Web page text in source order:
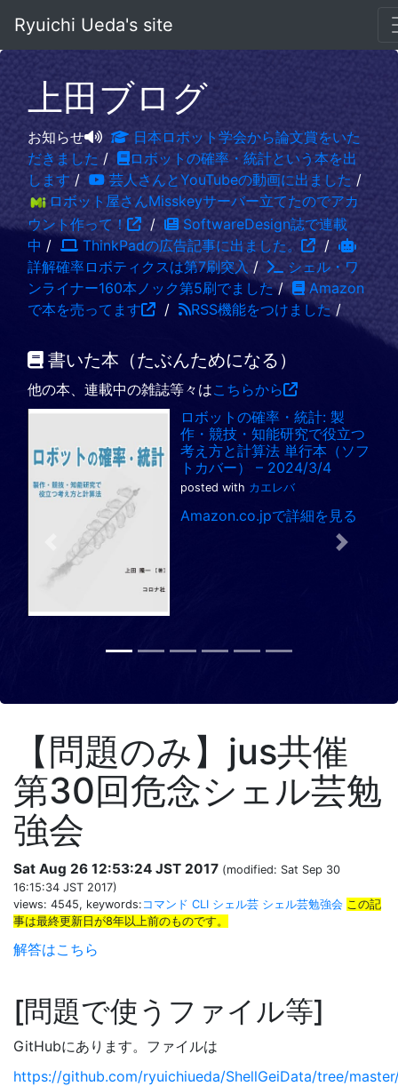
Ryuichi Ueda's site
上田ブログ
お知らせ
日本ロボット学会から論文賞をいた
だきました /
ロボットの確率・統計という本を出
します / 芸人さんとYouTubeの動画に出ました /
ロボット屋さんMisskeyサーバー立てたのでアカ
ウント作って！
/
SoftwareDesign誌で連載
中 / ThinkPadの広告記事に出ました。
/
詳解確率ロボティクスは第7刷突入 /
シェル・ワ
ンライナー160本ノック第5刷でました/
Amazon
で本を売ってます
/ RSS機能をつけました /
書いた本（たぶんためになる）
他の本、連載中の雑誌等々はこちらから
ロボットの確率・統計: 製
作・競技・知能研究で役立つ
考え方と計算法 単行本（ソフ
トカバー） – 2024/3/4
posted with カエレバ
Amazon.co.jpで詳細を見る
Previous Next
【問題のみ】jus共催
第30回危念シェル芸勉
強会
Sat Aug 26 12:53:24 JST 2017 (modified: Sat Sep 30
16:15:34 JST 2017)
views: 4545, keywords: コマンド CLI シェル芸 シェル芸勉強会 この記
事は最終更新日が8年以上前のものです。
解答はこちら
問題で使うファイル等
GitHubにあります。ファイルは
https://github.com/ryuichiueda/ShellGeiData/tree/